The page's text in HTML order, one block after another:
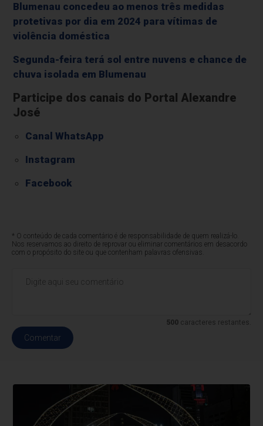
Blumenau concedeu ao menos três medidas
protetivas por dia em 2024 para vítimas de
violência doméstica
Segunda-feira terá sol entre nuvens e chance de
chuva isolada em Blumenau
Participe dos canais do Portal Alexandre
José
Canal WhatsApp
Instagram
Facebook
* O conteúdo de cada comentário é de responsabilidade de quem realizá-lo.
Nos reservamos ao direito de reprovar ou eliminar comentários em desacordo
com o propósito do site ou que contenham palavras ofensivas.
500caracteres restantes.
Comentar